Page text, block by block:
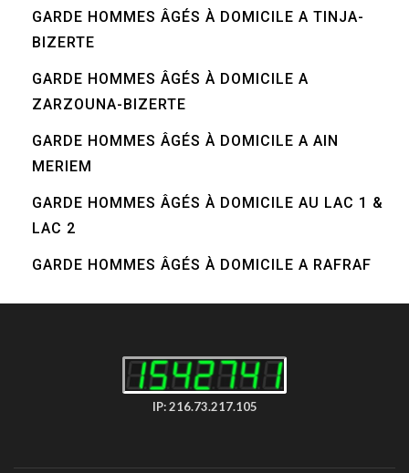
GARDE HOMMES ÂGÉS À DOMICILE A TINJA-
BIZERTE
GARDE HOMMES ÂGÉS À DOMICILE A
ZARZOUNA-BIZERTE
GARDE HOMMES ÂGÉS À DOMICILE A AIN
MERIEM
GARDE HOMMES ÂGÉS À DOMICILE AU LAC 1 &
LAC 2
GARDE HOMMES ÂGÉS À DOMICILE A RAFRAF
IP: 216.73.217.105